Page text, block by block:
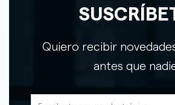
Quiero recibir
antes que